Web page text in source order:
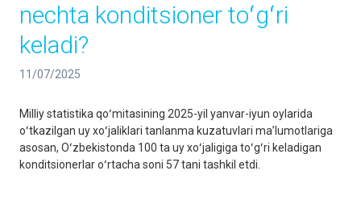
nechta konditsioner toʻgʻri
keladi?
11/07/2025
Milliy statistika qoʻmitasining 2025-yil yanvar-iyun oylarida
oʻtkazilgan uy xoʻjaliklari tanlanma kuzatuvlari maʼlumotlariga
asosan, Oʻzbekistonda 100 ta uy xoʻjaligiga toʻgʻri keladigan
konditsionerlar oʻrtacha soni 57 tani tashkil etdi.